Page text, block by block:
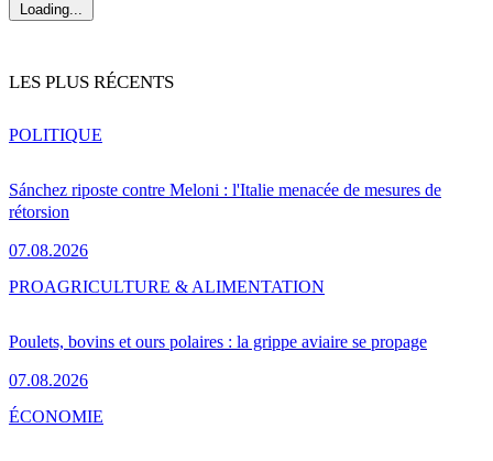
Loading...
LES PLUS RÉCENTS
Sánchez riposte contre Meloni : l'Italie menacée de mesures de
rétorsion
07.08.2026
POLITIQUE
Poulets, bovins et ours polaires : la grippe aviaire se propage
07.08.2026
PROAGRICULTURE & ALIMENTATION
ÉCONOMIE